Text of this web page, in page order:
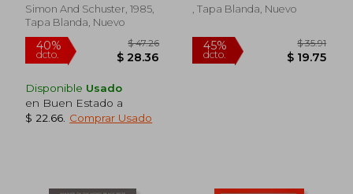
Simon And Schuster, 1985,
Tapa Blanda, Nuevo
Disponible Usado
en Buen Estado a
$ 22.66 Comprar Usado
, Tapa Blanda, Nuevo